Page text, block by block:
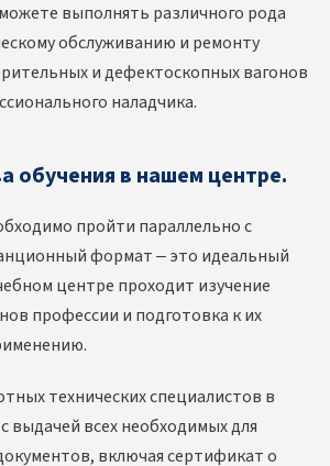
выполнять различного рода
обслуживанию и ремонту
и дефектоскопных вагонов
наладчика.
обучения в нашем центре.
пройти параллельно с
формат – это идеальный
центре проходит изучение
профессии и подготовка к их
технических специалистов в
выдачей всех необходимых для
включая сертификат о